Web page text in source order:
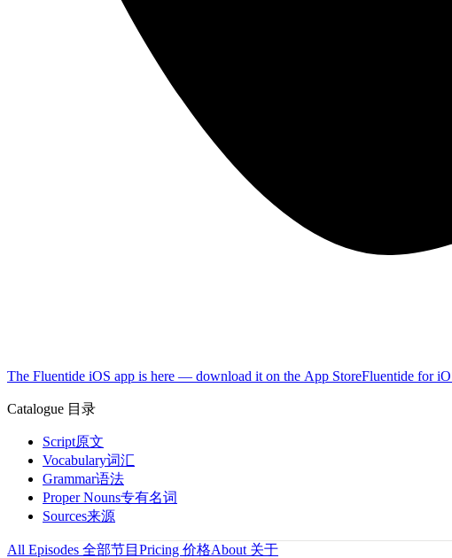
The Fluentide iOS app is here — download it on the App StoreFluentide for
Catalogue 目录
Script原文
Vocabulary词汇
Grammar语法
Proper Nouns专有名词
Sources来源
All Episodes 全部节目 Pricing 价格About 关于